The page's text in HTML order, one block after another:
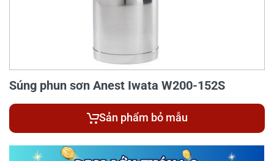
Súng phun sơn Anest Iwata W200-152S
Sản phẩm bỏ mẫu